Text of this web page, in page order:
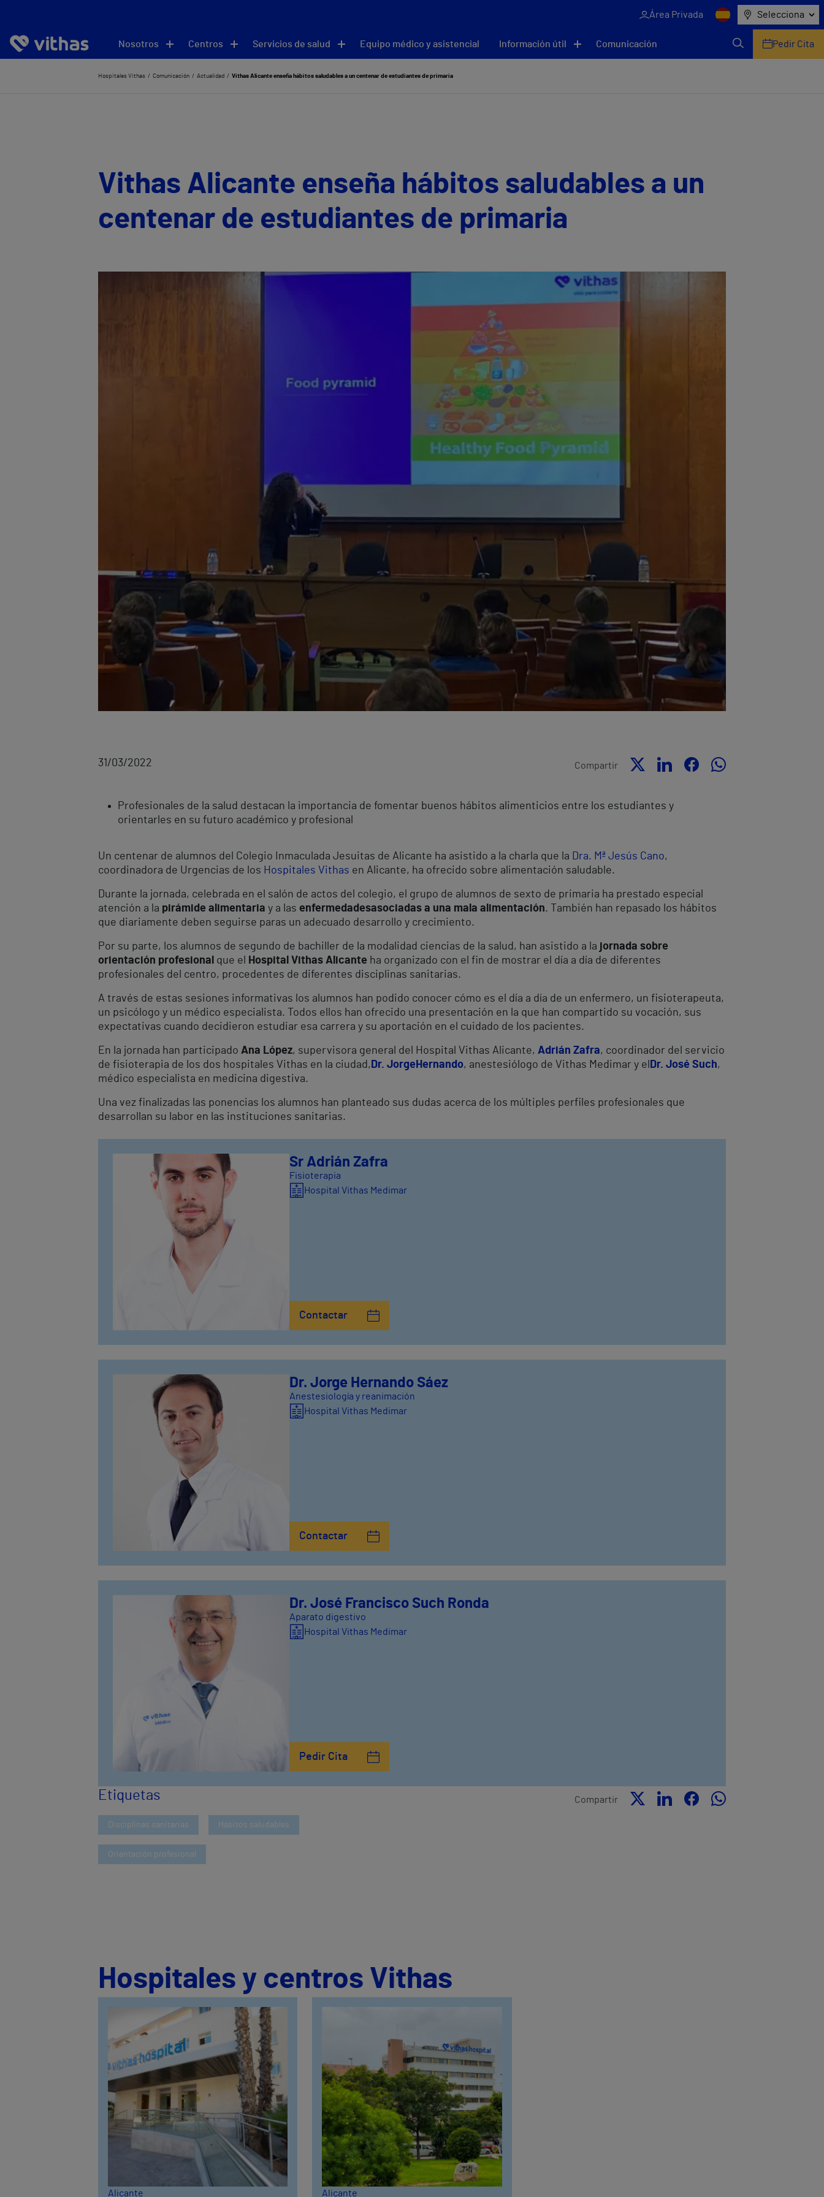
Área Privada Selecciona
Nosotros Centros Servicios de salud Equipo médico y asistencial Información útil Comunicación Pedir Cita
Hospitales Vithas Comunicación Actualidad Vithas Alicante enseña hábitos saludables a un centenar de estudiantes de primaria
Vithas Alicante enseña hábitos saludables a un
centenar de estudiantes de primaria
31/03/2022 Compartir
Profesionales de la salud destacan la importancia de fomentar buenos hábitos alimenticios entre los estudiantes y
orientarles en su futuro académico y profesional
Un centenar de alumnos del Colegio Inmaculada Jesuitas de Alicante ha asistido a la charla que la Dra. Mª Jesús Cano,
coordinadora de Urgencias de los Hospitales Vithas en Alicante, ha ofrecido sobre alimentación saludable.
Durante la jornada, celebrada en el salón de actos del colegio, el grupo de alumnos de sexto de primaria ha prestado especial
atención a la pirámide alimentaria y a las enfermedadesasociadas a una mala alimentación. También han repasado los hábitos
que diariamente deben seguirse paras un adecuado desarrollo y crecimiento.
Por su parte, los alumnos de segundo de bachiller de la modalidad ciencias de la salud, han asistido a la jornada sobre
orientación profesional que el Hospital Vithas Alicante ha organizado con el fin de mostrar el día a día de diferentes
profesionales del centro, procedentes de diferentes disciplinas sanitarias.
A través de estas sesiones informativas los alumnos han podido conocer cómo es el día a día de un enfermero, un fisioterapeuta,
un psicólogo y un médico especialista. Todos ellos han ofrecido una presentación en la que han compartido su vocación, sus
expectativas cuando decidieron estudiar esa carrera y su aportación en el cuidado de los pacientes.
En la jornada han participado Ana López, supervisora general del Hospital Vithas Alicante, Adrián Zafra, coordinador del servicio
de fisioterapia de los dos hospitales Vithas en la ciudad, Dr. JorgeHernando, anestesiólogo de Vithas Medimar y el Dr. José Such,
médico especialista en medicina digestiva.
Una vez finalizadas las ponencias los alumnos han planteado sus dudas acerca de los múltiples perfiles profesionales que
desarrollan su labor en las instituciones sanitarias.
Sr Adrián Zafra
Fisioterapia
Hospital Vithas Medimar
Contactar
Dr. Jorge Hernando Sáez
Anestesiología y reanimación
Hospital Vithas Medimar
Contactar
Dr. José Francisco Such Ronda
Aparato digestivo
Hospital Vithas Medimar
Pedir Cita
Compartir
Etiquetas
Disciplinas sanitarias Hábitos saludables
Orientación profesional
Hospitales y centros Vithas
Alicante Alicante